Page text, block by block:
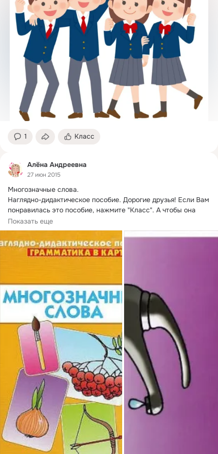
1 Класс
Алёна Андреевна
27 июн 2015
Многозначные слова.
Наглядно-дидактическое пособие. Дорогие друзья! Если Вам
понравилась это пособие, нажмите "Класс". А чтобы она
осталась на вашей страничке, нажмите "Поделиться".
Комментируйте!
Показать еще